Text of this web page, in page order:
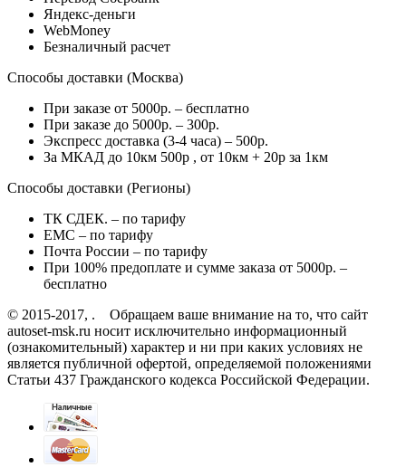
Яндекс-деньги
WebMoney
Безналичный расчет
Способы доставки (Москва)
При заказе от 5000р. – бесплатно
При заказе до 5000р. – 300р.
Экспресс доставка (3-4 часа) – 500р.
За МКАД до 10км 500р , от 10км + 20р за 1км
Способы доставки (Регионы)
ТК СДЕК. – по тарифу
EMC – по тарифу
Почта России – по тарифу
При 100% предоплате и сумме заказа от 5000р. –
бесплатно
© 2015-2017, . Обращаем ваше внимание на то, что сайт
autoset-msk.ru носит исключительно информационный
(ознакомительный) характер и ни при каких условиях не
является публичной офертой, определяемой положениями
Статьи 437 Гражданского кодекса Российской Федерации.